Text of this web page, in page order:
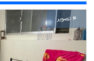
4 تصویر